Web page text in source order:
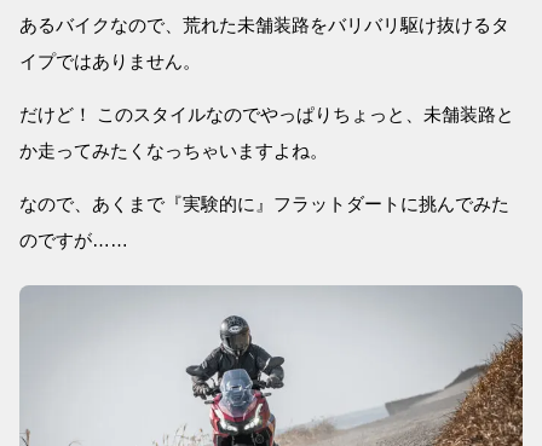
あるバイクなので、荒れた未舗装路をバリバリ駆け抜けるタ
イプではありません。
だけど！ このスタイルなのでやっぱりちょっと、未舗装路と
か走ってみたくなっちゃいますよね。
なので、あくまで『実験的に』フラットダートに挑んでみた
のですが……